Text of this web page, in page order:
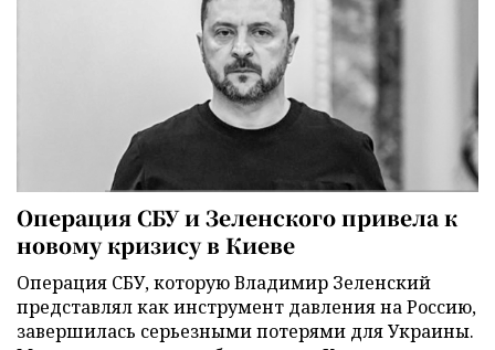
Операция СБУ и Зеленского привела к
новому кризису в Киеве
Операция СБУ, которую Владимир Зеленский
представлял как инструмент давления на Россию,
завершилась серьезными потерями для Украины.